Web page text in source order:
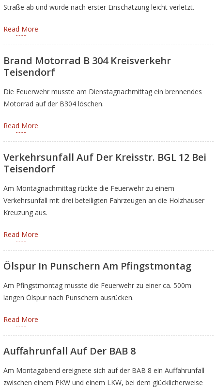
Straße ab und wurde nach erster Einschätzung leicht verletzt.
Read More
Brand Motorrad B 304 Kreisverkehr
Teisendorf
Die Feuerwehr musste am Dienstagnachmittag ein brennendes
Motorrad auf der B304 löschen.
Read More
Verkehrsunfall Auf Der Kreisstr. BGL 12 Bei
Teisendorf
Am Montagnachmittag rückte die Feuerwehr zu einem
Verkehrsunfall mit drei beteiligten Fahrzeugen an die Holzhauser
Kreuzung aus.
Read More
Ölspur In Punschern Am Pfingstmontag
Am Pfingstmontag musste die Feuerwehr zu einer ca. 500m
langen Ölspur nach Punschern ausrücken.
Read More
Auffahrunfall Auf Der BAB 8
Am Montagabend ereignete sich auf der BAB 8 ein Auffahrunfall
zwischen einem PKW und einem LKW, bei dem glücklicherweise